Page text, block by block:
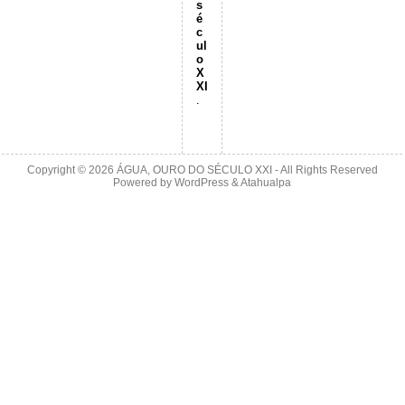
s
é
c
ul
o
X
XI
Copyright © 2026 ÁGUA, OURO DO SÉCULO XXI - All Rights Reserved
Powered byWordPress &Atahualpa